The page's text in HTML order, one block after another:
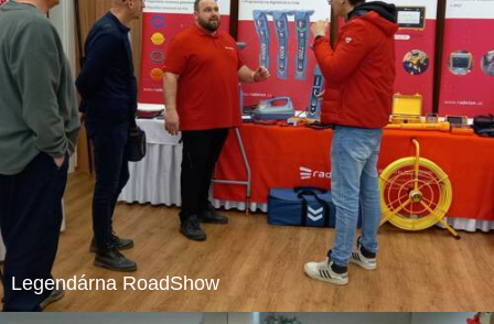
Legendárna RoadShow